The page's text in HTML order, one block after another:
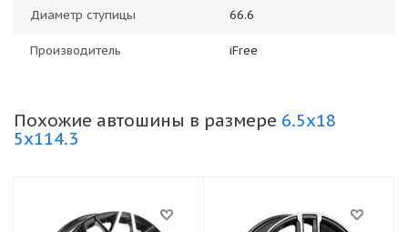
Диаметр ступицы 66.6
Производитель iFree
Похожие автошины в размере 6.5x18
5x114.3